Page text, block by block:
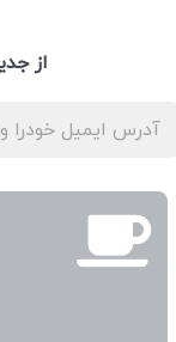
از